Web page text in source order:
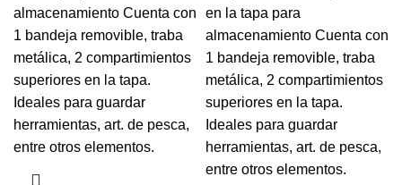
almacenamiento Cuenta con
1 bandeja removible, traba
metálica, 2 compartimientos
superiores en la tapa.
Ideales para guardar
herramientas, art. de pesca,
entre otros elementos.
en la tapa para
almacenamiento Cuenta con
1 bandeja removible, traba
metálica, 2 compartimientos
superiores en la tapa.
Ideales para guardar
herramientas, art. de pesca,
entre otros elementos.